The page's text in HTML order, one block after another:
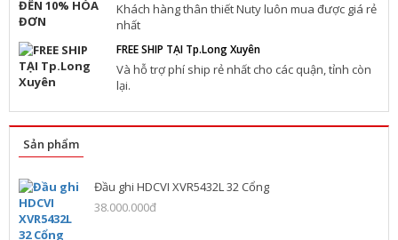
Khách hàng thân thiết Nuty luôn mua được giá rẻ
nhất
FREE SHIP TẠI Tp.Long Xuyên
Và hỗ trợ phí ship rẻ nhất cho các quận, tỉnh còn
lại.
Sản phẩm
Đầu ghi HDCVI XVR5432L 32 Cổng
38.000.000đ